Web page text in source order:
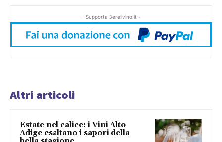
- Supporta Bereilvino.it -
Altri articoli
Estate nel calice: i Vini Alto
Adige esaltano i sapori della